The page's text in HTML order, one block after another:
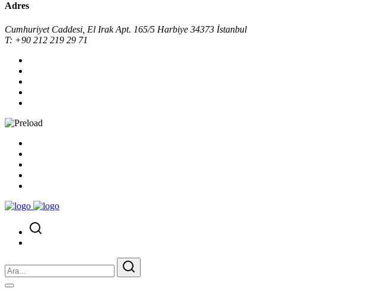
Adres
Cumhuriyet Caddesi, El Irak Apt. 165/5 Harbiye 34373 İstanbul
T: +90 212 219 29 71